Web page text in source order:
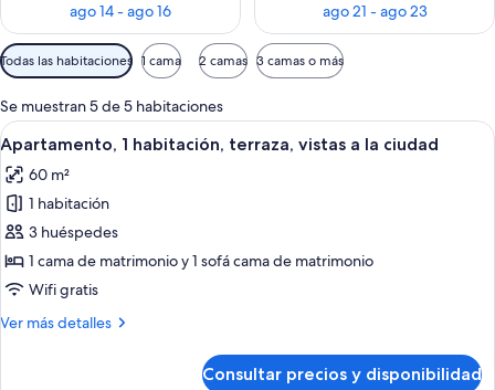
ago 14 - ago 16
ago 21 - ago 23
Filtros
disponibles
para
las
habitaciones
Todas las habitaciones 1 cama 2 camas 3 camas o más
Se muestran 5 de 5 habitaciones
Abrir
todas
las
fotos
de
Apartamento,
1
terraza,
Una sala de estar moderna con un
9
Apartamento, 1 habitación, terraza, vistas a la ciudad
60 m²
1 habitación
3 huéspedes
1 cama de matrimonio y 1 sofá cama de matrimonio
Wifi gratis
Ver más detalles
Más
Consultar precios y disponibilidad